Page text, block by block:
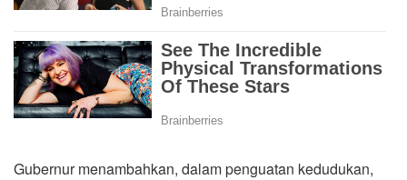
Gubernur menambahkan, dalam penguatan kedudukan,